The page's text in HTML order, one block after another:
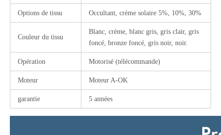
Options de tissu Occultant, crème solaire 5%, 10%, 30%
Couleur du tissu
Blanc, crème, blanc gris, gris clair, gris
foncé, bronze foncé, gris noir, noir.
Opération Motorisé (télécommande)
Moteur Moteur A-OK
garantie 5 années